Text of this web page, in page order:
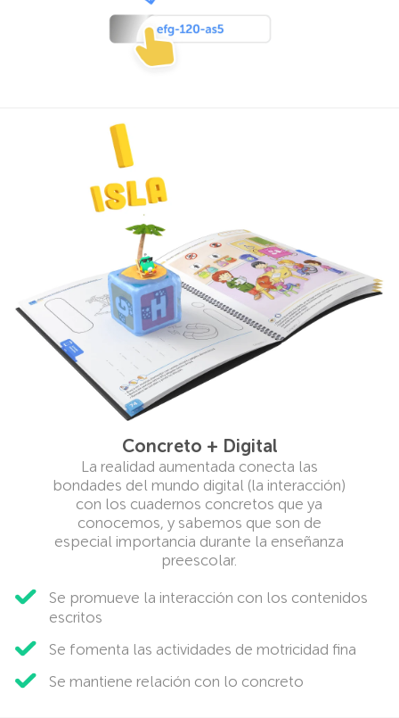
Concreto + Digital
La realidad aumentada conecta las
bondades del mundo digital (la interacción)
con los cuadernos concretos que ya
conocemos, y sabemos que son de
especial importancia durante la enseñanza
preescolar.
Se promueve la interacción con los contenidos
escritos
Se fomenta las actividades de motricidad fina
Se mantiene relación con lo concreto